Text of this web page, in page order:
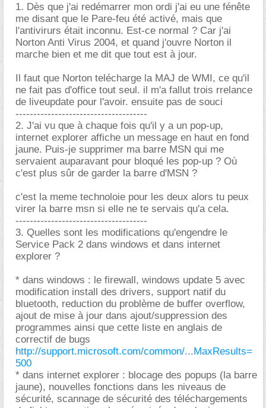
1. Dès que j'ai redémarrer mon ordi j'ai eu une fénête
me disant que le Pare-feu été activé, mais que
l'antivirurs était inconnu. Est-ce normal ? Car j'ai
Norton Anti Virus 2004, et quand j'ouvre Norton il
marche bien et me dit que tout est à jour.
Il faut que Norton telécharge la MAJ de WMI, ce qu'il
ne fait pas d'office tout seul. il m'a fallut trois rrelance
de liveupdate pour l'avoir. ensuite pas de souci
-------------------------------------
2. J'ai vu que à chaque fois qu'il y a un pop-up,
internet explorer affiche un message en haut en fond
jaune. Puis-je supprimer ma barre MSN qui me
servaient auparavant pour bloqué les pop-up ? Où
c'est plus sûr de garder la barre d'MSN ?
c'est la meme technoloie pour les deux alors tu peux
virer la barre msn si elle ne te servais qu'a cela.
-------------------------------------
3. Quelles sont les modifications qu'engendre le
Service Pack 2 dans windows et dans internet
explorer ?
* dans windows : le firewall, windows update 5 avec
modification install des drivers, support natif du
bluetooth, reduction du problème de buffer overflow,
ajout de mise à jour dans ajout/suppression des
programmes ainsi que cette liste en anglais de
correctif de bugs
http://support.microsoft.com/common/...MaxResults=
500
* dans internet explorer : blocage des popups (la barre
jaune), nouvelles fonctions dans les niveaus de
sécurité, scannage de sécurité des téléchargements